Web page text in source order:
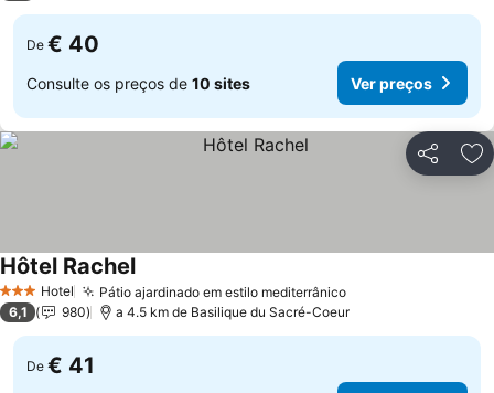
De € 40
Consulte os preços de 10 sites Ver preços
Partilhar
3 EstrelasHotel Pátio ajardinado em estilo mediterrânicoVer preços
Hôtel RachelVer preços
6,1 980 a 4.5 km de Basilique du Sacré-Coeur
De € 41